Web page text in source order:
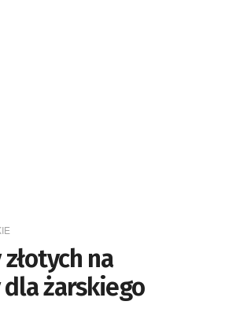
na
żarskiego